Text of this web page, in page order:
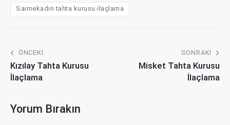
Saimekadın tahta kurusu ilaçlama
ÖNCEKI
Kızılay Tahta Kurusu
İlaçlama
SONRAKI
Misket Tahta Kurusu
İlaçlama
Yorum Bırakın